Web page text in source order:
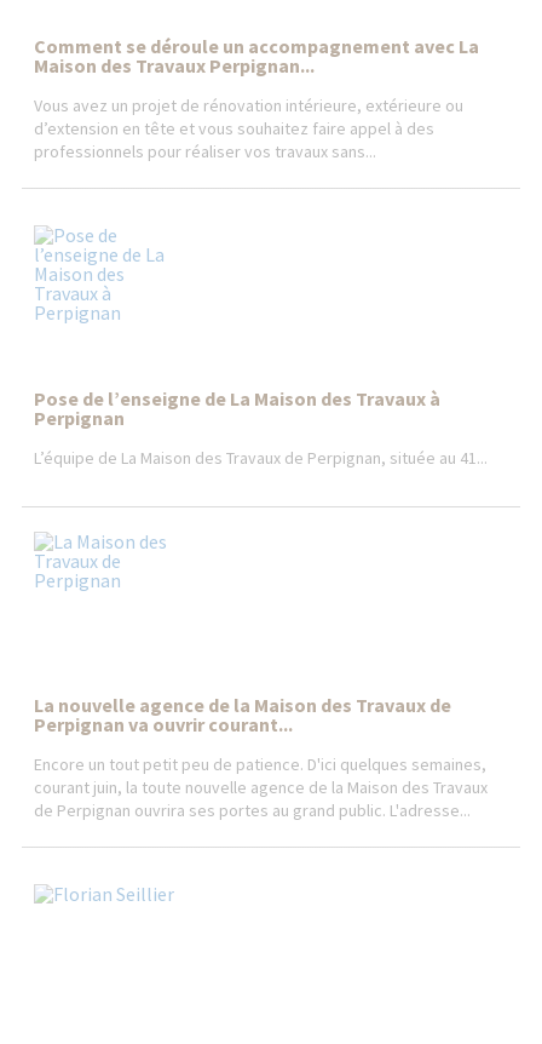
Comment se déroule un accompagnement avec La
Maison des Travaux Perpignan...
Vous avez un projet de rénovation intérieure, extérieure ou
d’extension en tête et vous souhaitez faire appel à des
professionnels pour réaliser vos travaux sans...
Pose de l’enseigne de La Maison des Travaux à
Perpignan
L’équipe de La Maison des Travaux de Perpignan, située au 41...
La nouvelle agence de la Maison des Travaux de
Perpignan va ouvrir courant...
Encore un tout petit peu de patience. D'ici quelques semaines,
courant juin, la toute nouvelle agence de la Maison des Travaux
de Perpignan ouvrira ses portes au grand public. L'adresse...